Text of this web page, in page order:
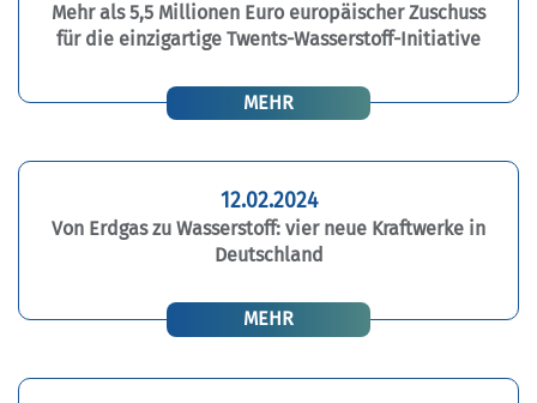
Mehr als 5,5 Millionen Euro europäischer Zuschuss
für die einzigartige Twents-Wasserstoff-Initiative
MEHR
12.02.2024
Von Erdgas zu Wasserstoff: vier neue Kraftwerke in
Deutschland
MEHR